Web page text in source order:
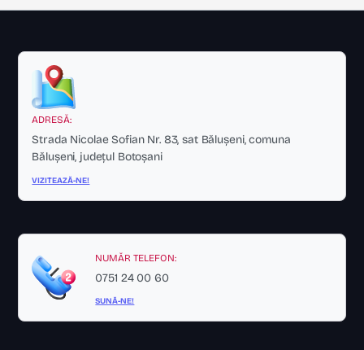
ADRESĂ:
Strada Nicolae Sofian Nr. 83, sat Bălușeni, comuna
Bălușeni, județul Botoșani
VIZITEAZĂ-NE!
NUMĂR TELEFON:
0751 24 00 60
SUNĂ-NE!